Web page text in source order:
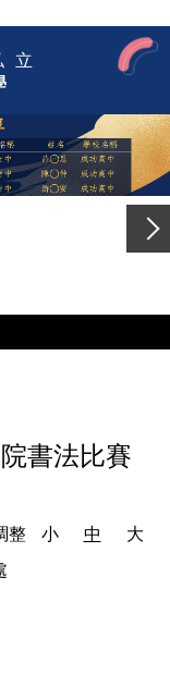
立
書法比賽
整 小 中
大